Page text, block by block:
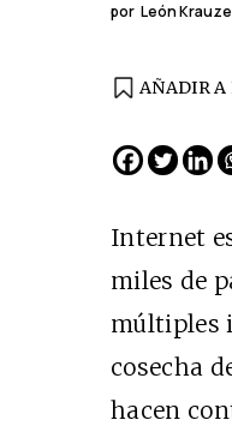
por León Krauze
AÑADIR A
Internet
miles de
múltiples
cosecha
hacen